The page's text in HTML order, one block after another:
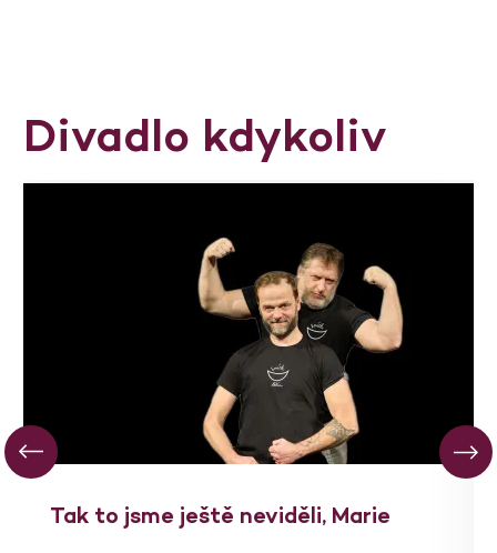
Divadlo kdykoliv
Tak to jsme ještě neviděli, Marie